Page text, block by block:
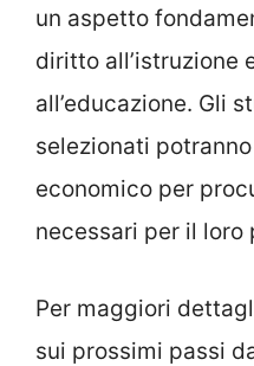
un aspetto
diritto all’istruzione
all’educazione. Gli
selezionati
economico per
necessari per il
Per maggiori
sui prossimi passi